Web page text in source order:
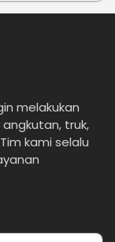
melakukan
truk,
kami selalu